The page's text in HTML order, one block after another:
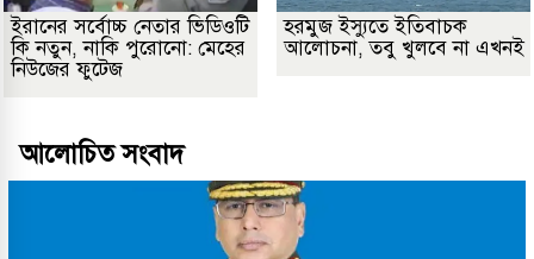
ইরানের সর্বোচ্চ নেতার ভিডিওটি
কি নতুন, নাকি পুরোনো: মেহের
নিউজের ফুটেজ
হরমুজ ইস্যুতে ইতিবাচক
আলোচনা, তবু খুলবে না এখনই
আলোচিত সংবাদ